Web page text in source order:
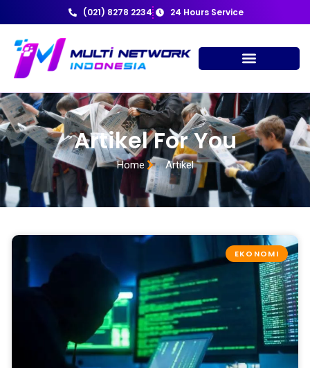
(021) 8278 2234 24 Hours Service
Artikel For You
Home Artikel
EKONOMI